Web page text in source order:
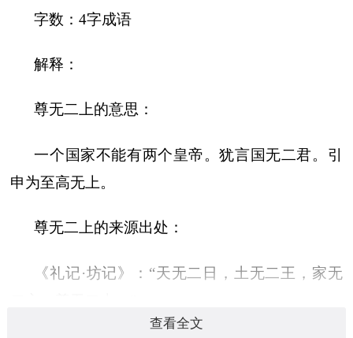
字数：4字成语
解释：
尊无二上的意思：
一个国家不能有两个皇帝。犹言国无二君。引
申为至高无上。
尊无二上的来源出处：
《礼记·坊记》：“天无二日，土无二王，家无
查看全文